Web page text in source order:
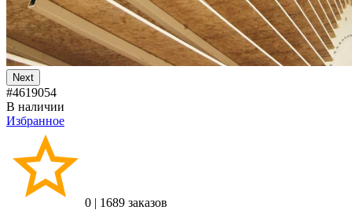
Next
#4619054
В наличии
Избранное
0 | 1689 заказов